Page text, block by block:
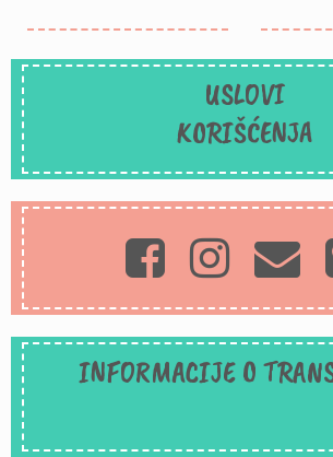
USLOVI
KORIŠĆENJA
INFORMACIJE O